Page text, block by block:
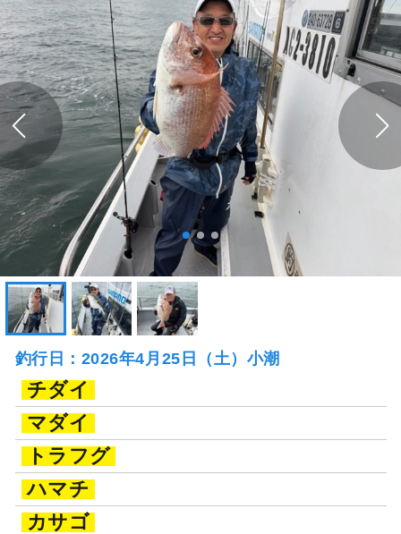
釣行日：2026年4月25日（土）小潮
チダイ
マダイ
トラフグ
ハマチ
カサゴ